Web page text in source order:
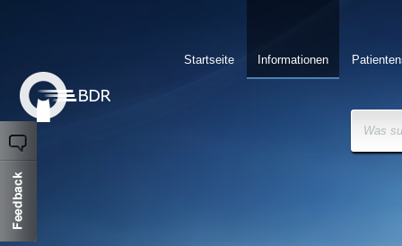
Informationen
Startseite
Was